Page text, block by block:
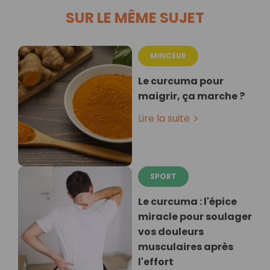
SUR LE MÊME SUJET
MINCEUR
Le curcuma pour
maigrir, ça marche ?
Lire la suite
SPORT
Le curcuma : l'épice
miracle pour soulager
vos douleurs
musculaires après
l'effort